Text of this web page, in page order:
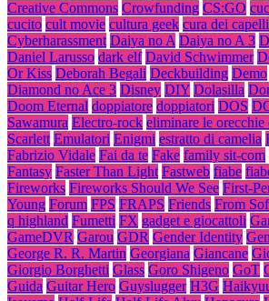
Creative Commons Crowfunding CS:GO
cucito cult movie cultura geek cura dei capelli
Cyberharassment Daiya no A Daiya no A 3
Daniel Larusso dark elf David Schwimmer
Or Kiss Deborah Begali Deckbuilding Demo
Diamond no Ace 3 Disney DIY Dolasilla
Doom Eternal doppiatore doppiatori DOS
Sawamura Electro-rock eliminare le
Scarlett Emulatori Enigmi estratto di camelia
Fabrizio Vidale Fai da te Fake family sit-com
Fantasy Faster Than Light Fastweb fiabe
Fireworks Fireworks Should We See First-
Young Forum FPS FRAPS Friends From
q highland Fumetti FX gadget e giocattoli
GameDVR Garou GDR Gender Identity
George R. R. Martin Georgiana Giancane
Giorgio Borghetti Glass Goro Shigeno GoT
Guida Guitar Hero Guyslugger H3G